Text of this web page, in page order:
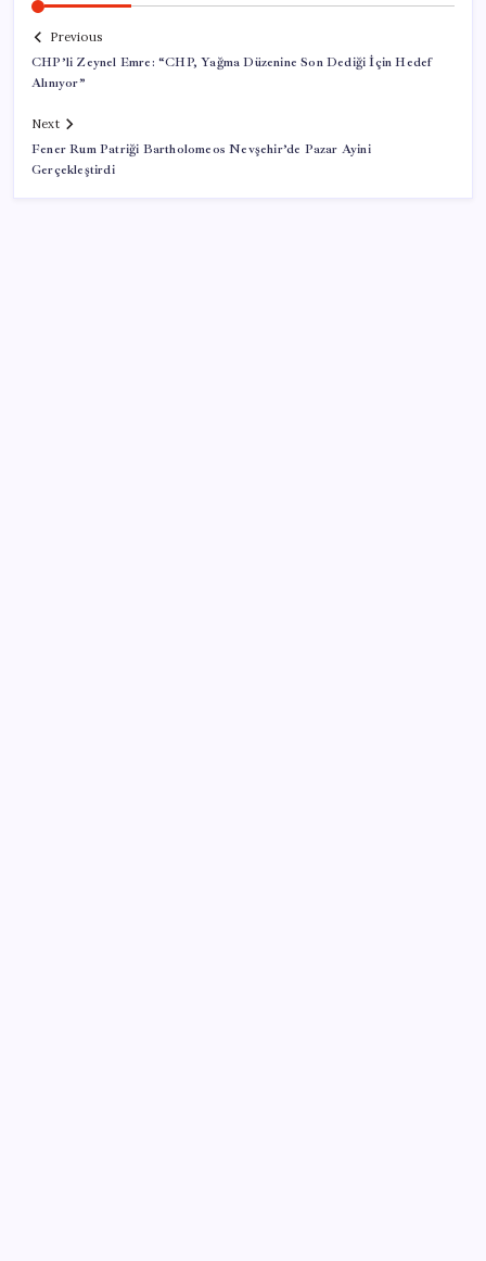
Previous
CHP’li Zeynel Emre: “CHP, Yağma Düzenine Son Dediği İçin Hedef
Alınıyor”
Next
Fener Rum Patriği Bartholomeos Nevşehir’de Pazar Ayini
Gerçekleştirdi